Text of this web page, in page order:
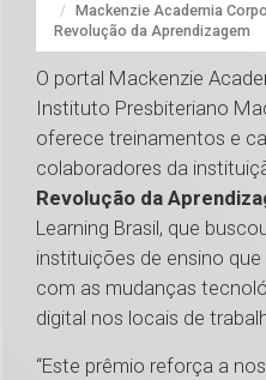
Mackenzie Academia
Revolução da Aprendizagem
O portal Mackenzie
Instituto Presbiteriano
oferece treinamentos e
colaboradores da
Revolução da
Learning Brasil, que
instituições de ensino
com as mudanças
digital nos locais de
“Este prêmio reforça a